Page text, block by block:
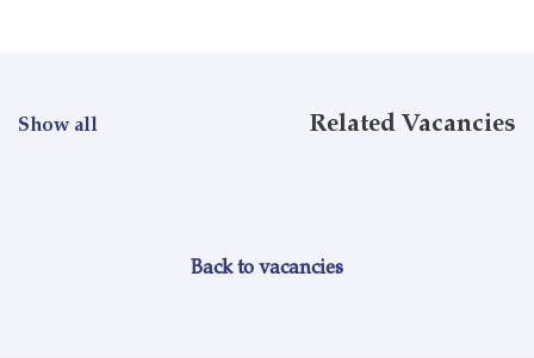
Related Vacancies
Show all
Back to vacancies